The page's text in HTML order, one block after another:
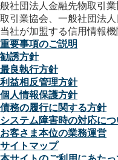
般社団法人金融先物取引
取引業協会、一般社団法
当社が加盟する信用情報
重要事項のご説明
勧誘方針
最良執行方針
利益相反管理方針
個人情報保護方針
債務の履行に関する方針
システム障害時の対応につ
お客さま本位の業務運営
サイトマップ